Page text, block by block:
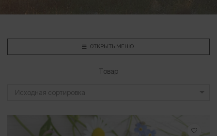
ОТКРЫТЬ МЕНЮ
Товар
Исходная сортировка